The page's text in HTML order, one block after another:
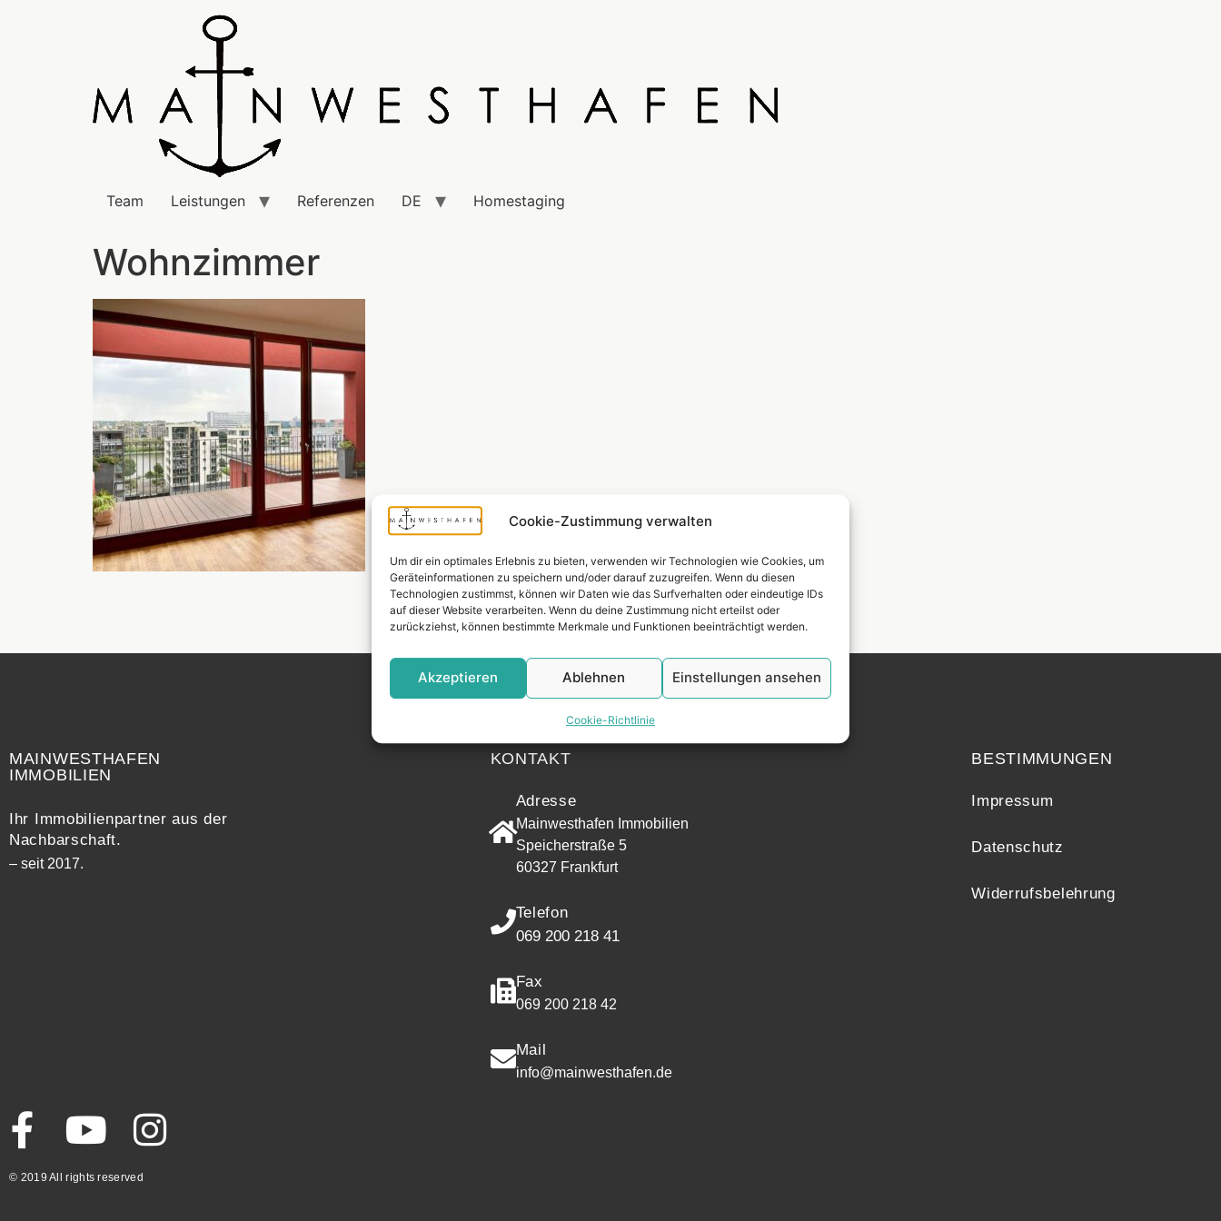
Cookie-Zustimmung verwalten
Um dir ein optimales Erlebnis zu bieten, verwenden wir Technologien wie Cookies, um
Geräteinformationen zu speichern und/oder darauf zuzugreifen. Wenn du diesen
Technologien zustimmst, können wir Daten wie das Surfverhalten oder eindeutige IDs
auf dieser Website verarbeiten. Wenn du deine Zustimmung nicht erteilst oder
zurückziehst, können bestimmte Merkmale und Funktionen beeinträchtigt werden.
Akzeptieren Ablehnen Einstellungen ansehen
Cookie-Richtlinie
Team Leistungen Referenzen DE Homestaging
Wohnzimmer
MAINWESTHAFEN
IMMOBILIEN
Ihr Immobilienpartner aus der
Nachbarschaft.
– seit 2017.
KONTAKT
Adresse
Mainwesthafen Immobilien
Speicherstraße 5
60327 Frankfurt
Telefon
069 200 218 41
Fax
069 200 218 42
Mail
info@mainwesthafen.de
BESTIMMUNGEN
Impressum
Datenschutz
Widerrufsbelehrung
© 2019 All rights reserved